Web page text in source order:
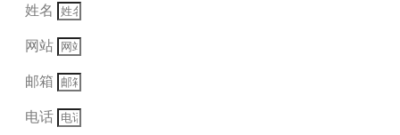
姓名
网站
邮箱
电话